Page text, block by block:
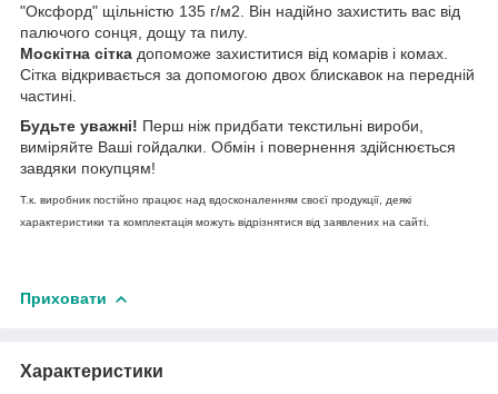
"Оксфорд" щільністю 135 г/м2. Він надійно захистить вас від
палючого сонця, дощу та пилу.
Москітна сітка допоможе захиститися від комарів і комах.
Сітка відкривається за допомогою двох блискавок на передній
частині.
Будьте уважні! Перш ніж придбати текстильні вироби,
виміряйте Ваші гойдалки. Обмін і повернення здійснюється
завдяки покупцям!
Т.к. виробник постійно працює над вдосконаленням своєї продукції, деякі
характеристики та комплектація можуть відрізнятися від заявлених на сайті.
Приховати
Характеристики